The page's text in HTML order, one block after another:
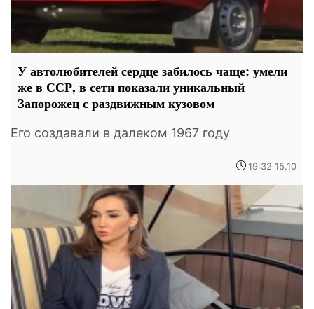
У автолюбителей сердце забилось чаще: умели
же в ССР, в сети показали уникальный
Запорожец с раздвижным кузовом
Его создавали в далеком 1967 году
19:32 15.10